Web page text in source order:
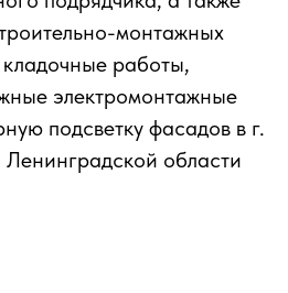
монтажных
работы,
электромонтажные
подсветку фасадов в г.
области